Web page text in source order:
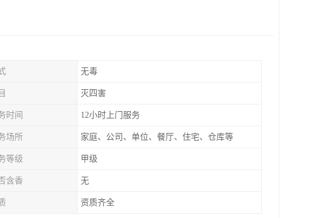
无毒
灭四害
时间 12小时上门服务
场所 家庭、公司、单位、餐厅、住宅、仓库等
等级 甲级
含香 无
资质齐全